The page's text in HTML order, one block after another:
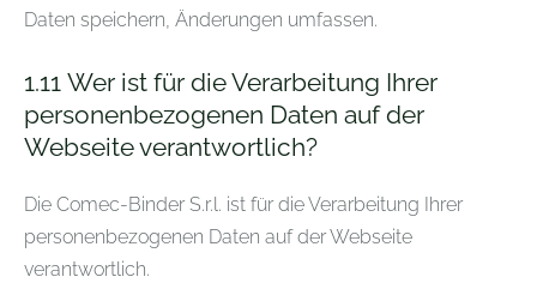
Daten speichern, Änderungen umfassen.
1.11 Wer ist für die Verarbeitung Ihrer
personenbezogenen Daten auf der
Webseite verantwortlich?
Die Comec-Binder S.r.l. ist für die Verarbeitung Ihrer
personenbezogenen Daten auf der Webseite
verantwortlich.